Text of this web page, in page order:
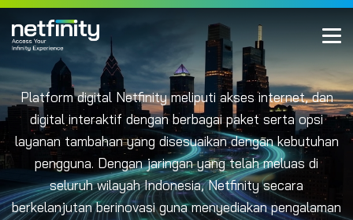
Platform digital Netfinity meliputi akses internet, dan
digital interaktif dengan berbagai paket serta opsi
layanan tambahan yang disesuaikan dengan kebutuhan
pengguna. Dengan jaringan yang telah meluas di
seluruh wilayah Indonesia, Netfinity secara
berkelanjutan berinovasi guna menyediakan pengalaman